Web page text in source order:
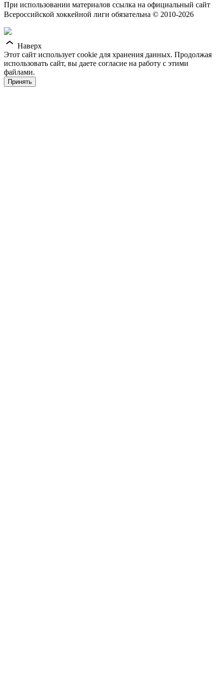
При использовании материалов ссылка на официальный сайт
Всероссийской хоккейной лиги обязательна © 2010-2026
Наверх
Этот сайт использует cookie для хранения данных. Продолжая
использовать сайт, вы даете согласие на работу с этими
файлами.
Принять